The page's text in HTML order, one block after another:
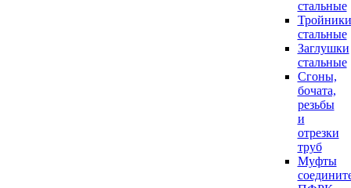
стальные
Тройники
стальные
Заглушки
стальные
Сгоны,
бочата,
резьбы
и
отрезки
труб
Муфты